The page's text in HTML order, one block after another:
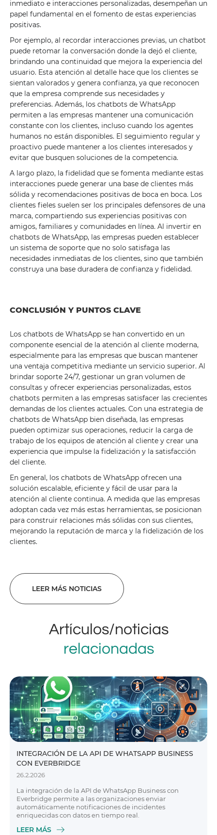
inmediato e interacciones personalizadas, desempeñan un
papel fundamental en el fomento de estas experiencias
positivas.
Por ejemplo, al recordar interacciones previas, un chatbot
puede retomar la conversación donde la dejó el cliente,
brindando una continuidad que mejora la experiencia del
usuario. Esta atención al detalle hace que los clientes se
sientan valorados y genera confianza, ya que reconocen
que la empresa comprende sus necesidades y
preferencias. Además, los chatbots de WhatsApp
permiten a las empresas mantener una comunicación
constante con los clientes, incluso cuando los agentes
humanos no están disponibles. El seguimiento regular y
proactivo puede mantener a los clientes interesados ​​y
evitar que busquen soluciones de la competencia.
A largo plazo, la fidelidad que se fomenta mediante estas
interacciones puede generar una base de clientes más
sólida y recomendaciones positivas de boca en boca. Los
clientes fieles suelen ser los principales defensores de una
marca, compartiendo sus experiencias positivas con
amigos, familiares y comunidades en línea. Al invertir en
chatbots de WhatsApp, las empresas pueden establecer
un sistema de soporte que no solo satisfaga las
necesidades inmediatas de los clientes, sino que también
construya una base duradera de confianza y fidelidad.
CONCLUSIÓN Y PUNTOS CLAVE
Los chatbots de WhatsApp se han convertido en un
componente esencial de la atención al cliente moderna,
especialmente para las empresas que buscan mantener
una ventaja competitiva mediante un servicio superior. Al
brindar soporte 24/7, gestionar un gran volumen de
consultas y ofrecer experiencias personalizadas, estos
chatbots permiten a las empresas satisfacer las crecientes
demandas de los clientes actuales. Con una estrategia de
chatbots de WhatsApp bien diseñada, las empresas
pueden optimizar sus operaciones, reducir la carga de
trabajo de los equipos de atención al cliente y crear una
experiencia que impulse la fidelización y la satisfacción
del cliente.
En general, los chatbots de WhatsApp ofrecen una
solución escalable, eficiente y fácil de usar para la
atención al cliente continua. A medida que las empresas
adoptan cada vez más estas herramientas, se posicionan
para construir relaciones más sólidas con sus clientes,
mejorando la reputación de marca y la fidelización de los
clientes.
LEER MÁS NOTICIAS
Artículos/noticias
relacionadas
INTEGRACIÓN DE LA API DE WHATSAPP BUSINESS
CON EVERBRIDGE
26.2.2026
La integración de la API de WhatsApp Business con
Everbridge permite a las organizaciones enviar
automáticamente notificaciones de incidentes
enriquecidas con datos en tiempo real.
LEER MÁS